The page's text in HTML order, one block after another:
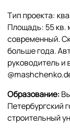
Тип проекта:
Площадь: 55 кв.
современный.
больше года.
руководитель и
Образование:
Петербургский
строительный